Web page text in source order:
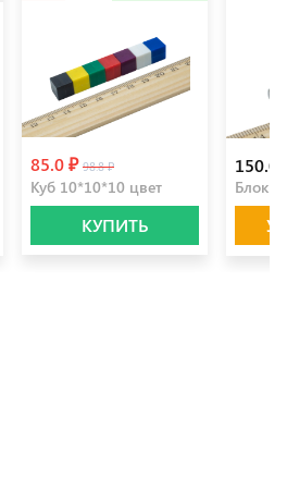
85.0 ₽ 98.8 ₽
Куб 10*10*10 цвет
КУПИТЬ
150.0
Блок